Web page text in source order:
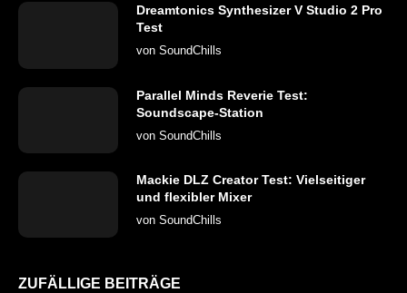
Dreamtonics Synthesizer V Studio 2 Pro
Test
von SoundChills
Parallel Minds Reverie Test:
Soundscape-Station
von SoundChills
Mackie DLZ Creator Test: Vielseitiger
und flexibler Mixer
von SoundChills
ZUFÄLLIGE BEITRÄGE